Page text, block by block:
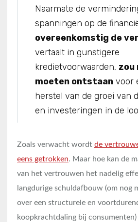
Naarmate de
spanningen op de
overeenkomstig de
vertaalt in gunstigere
kredietvoorwaarden, zou
moeten ontstaan voor
herstel van de groei van
en investeringen in de
Zoals verwacht wordt de
eens getrokken. Maar hoe kan de
van het vertrouwen het nadelig
langdurige schuldafbouw (om nog
over een structurele en
koopkrachtdaling bij